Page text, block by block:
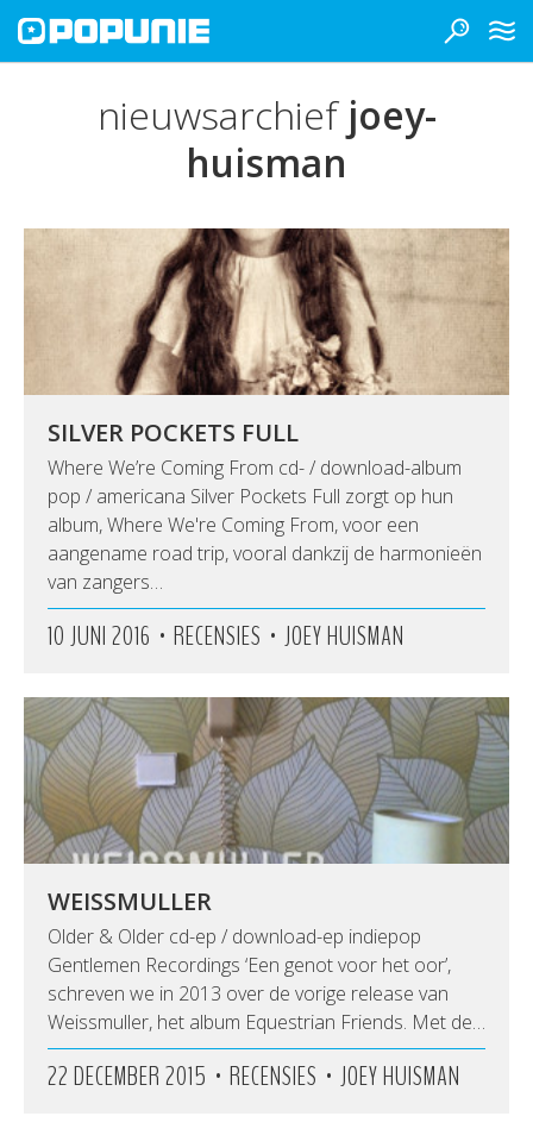
nieuwsarchief joey-
huisman
SILVER POCKETS FULL
Where We’re Coming From cd- / download-album
pop / americana Silver Pockets Full zorgt op hun
album, Where We're Coming From, voor een
aangename road trip, vooral dankzij de harmonieën
van zangers…
10 JUNI 2016 • RECENSIES • JOEY HUISMAN
WEISSMULLER
Older & Older cd-ep / download-ep indiepop
Gentlemen Recordings ‘Een genot voor het oor’,
schreven we in 2013 over de vorige release van
Weissmuller, het album Equestrian Friends. Met de…
22 DECEMBER 2015 • RECENSIES • JOEY HUISMAN